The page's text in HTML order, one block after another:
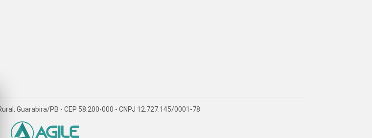
Guarabira/PB - CEP 58.200-000 - CNPJ 12.727.145/0001-78